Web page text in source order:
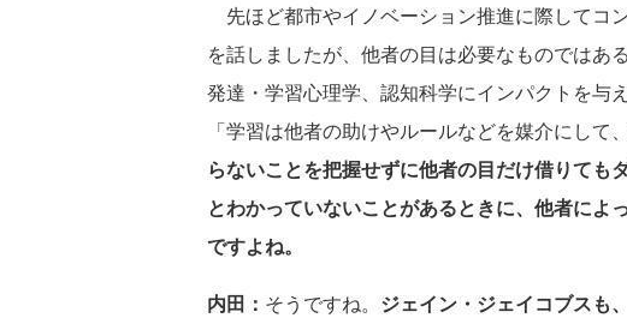
先ほど都市やイノベーション推進に際してコ
を話しましたが、他者の目は必要なものではあ
発達・学習心理学、認知科学にインパクトを与
「学習は他者の助けやルールなどを媒介にして
らないことを把握せずに他者の目だけ借りても
とわかっていないことがあるときに、他者によ
ですよね。
内田： そうですね。 ジェイン・ジェイコブスも